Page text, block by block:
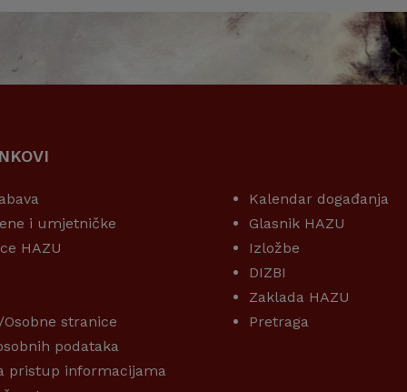
i umjetničke
HAZU
stranice
podataka
pristup informacijama
Kalendar događanja
Glasnik HAZU
Izložbe
DIZBI
Zaklada HAZU
Pretraga